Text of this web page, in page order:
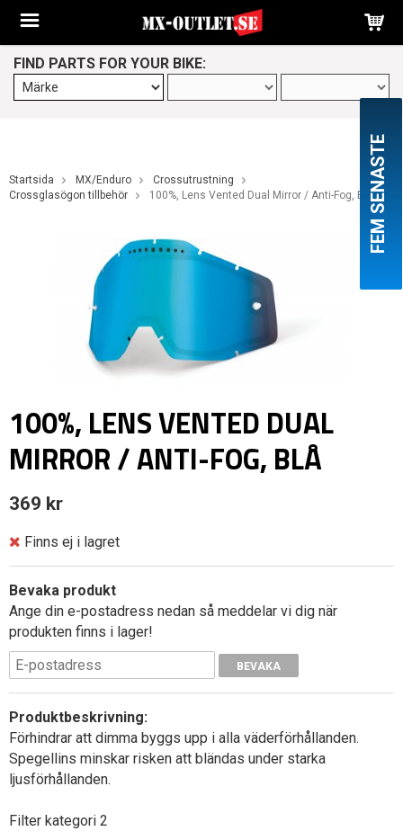
FIND PARTS FOR YOUR BIKE:
Startsida MX/Enduro
Crossutrustning
Crossglasögon tillbehör
100%, Lens Vented Dual Mirror / Anti-Fog, BLÅ
100%, LENS VENTED DUAL
MIRROR / ANTI-FOG, BLÅ
369 kr
Finns ej i lagret
Bevaka produkt
Ange din e-postadress nedan så meddelar vi dig när
produkten finns i lager!
BEVAKA
Produktbeskrivning:
Förhindrar att dimma byggs upp i alla väderförhållanden.
Spegellins minskar risken att bländas under starka
ljusförhållanden.
Filter kategori 2
FEM SENASTE